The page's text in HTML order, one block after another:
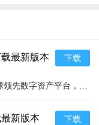
最新版本
下载
新版本
下载